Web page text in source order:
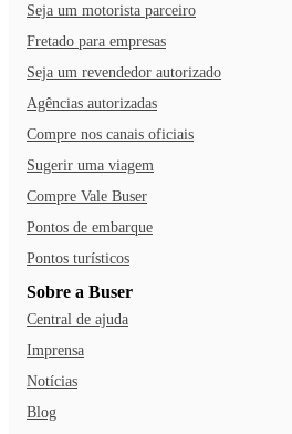
Seja um motorista parceiro
Fretado para empresas
Seja um revendedor autorizado
Agências autorizadas
Compre nos canais oficiais
Sugerir uma viagem
Compre Vale Buser
Pontos de embarque
Pontos turísticos
Sobre a Buser
Central de ajuda
Imprensa
Notícias
Blog